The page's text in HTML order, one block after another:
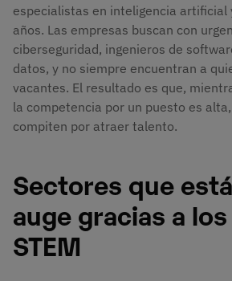
especialistas en inteligencia artificial
años. Las empresas buscan con
ciberseguridad, ingenieros de
datos, y no siempre encuentran a
vacantes. El resultado es que,
la competencia por un puesto es
compiten por atraer talento.
Sectores que
auge gracias a
STEM